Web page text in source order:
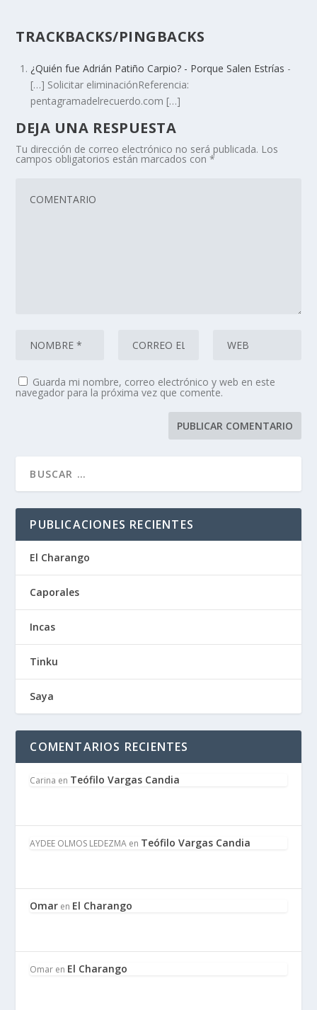
TRACKBACKS/PINGBACKS
¿Quién fue Adrián Patiño Carpio? - Porque Salen Estrías -
[…] Solicitar eliminaciónReferencia:
pentagramadelrecuerdo.com […]
DEJA UNA RESPUESTA
Tu dirección de correo electrónico no será publicada. Los
campos obligatorios están marcados con*
Guarda mi nombre, correo electrónico y web en este
navegador para la próxima vez que comente.
PUBLICACIONES RECIENTES
El Charango
Caporales
Incas
Tinku
Saya
COMENTARIOS RECIENTES
Carina en Teófilo Vargas Candia
AYDEE OLMOS LEDEZMA en Teófilo Vargas Candia
Omar en El Charango
Omar en El Charango